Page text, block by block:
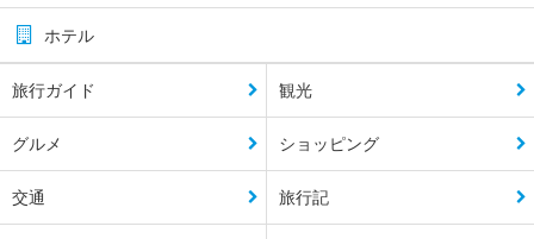
ホテル
旅行ガイド 観光
グルメ ショッピング
交通 旅行記